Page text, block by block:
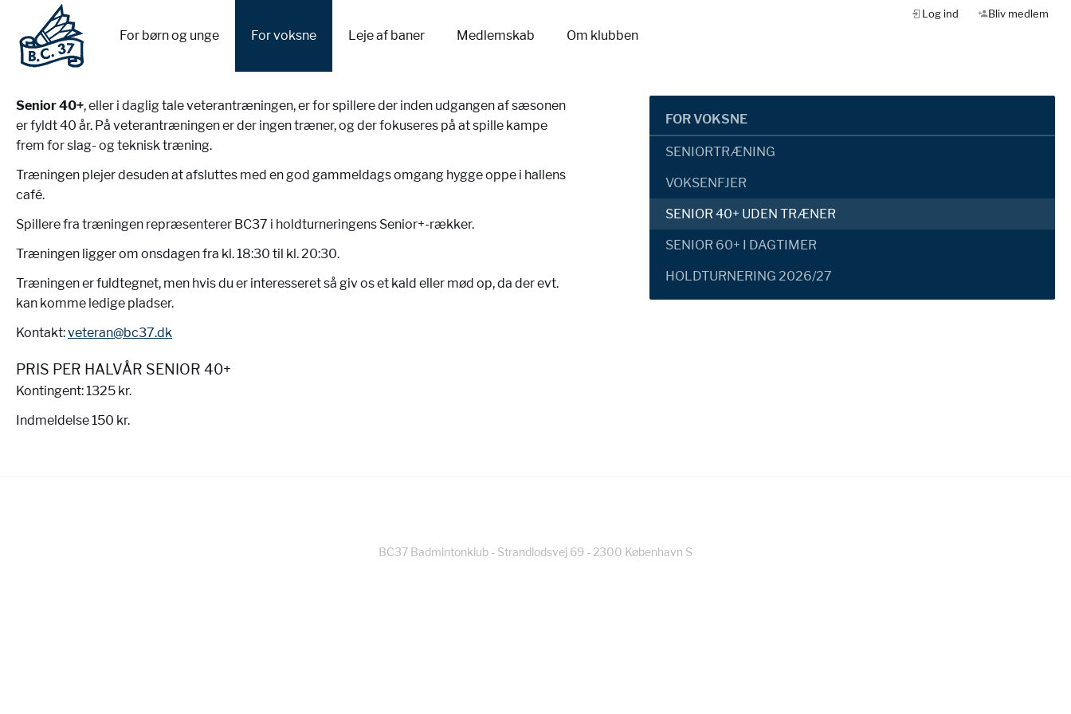
For børn og unge For voksne Leje af baner Medlemskab Om klubben
Log ind Bliv medlem
FOR VOKSNE
SENIORTRÆNING
VOKSENFJER
SENIOR 40+ UDEN TRÆNER
SENIOR 60+ I DAGTIMER
HOLDTURNERING 2026/27
Senior 40+, eller i daglig tale veterantræningen, er for spillere der inden udgangen af sæsonen
er fyldt 40 år. På veterantræningen er der ingen træner, og der fokuseres på at spille kampe
frem for slag- og teknisk træning.
Træningen plejer desuden at afsluttes med en god gammeldags omgang hygge oppe i hallens
café.
Spillere fra træningen repræsenterer BC37 i holdturneringens Senior+-rækker.
Træningen ligger om onsdagen fra kl. 18:30 til kl. 20:30.
Træningen er fuldtegnet, men hvis du er interesseret så giv os et kald eller mød op, da der evt.
kan komme ledige pladser.
Kontakt:veteran@bc37.dk
PRIS PER HALVÅR SENIOR 40+
Kontingent: 1325 kr.
Indmeldelse 150 kr.
BC37 Badmintonklub - Strandlodsvej 69 - 2300 København S